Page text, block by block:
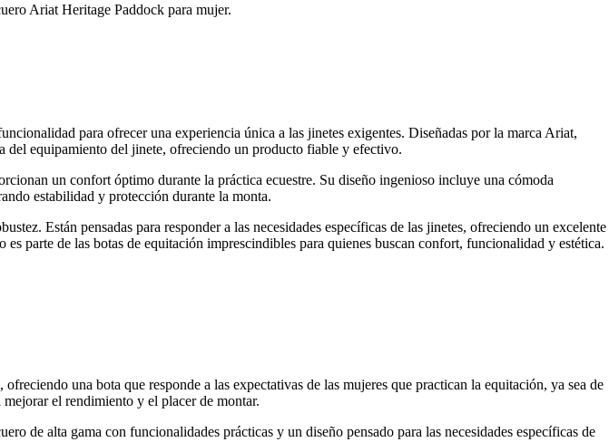
Ariat Heritage Paddock para mujer.
para ofrecer una experiencia única a las jinetes exigentes. Diseñadas por la marca Ariat,
del equipamiento del jinete, ofreciendo un producto fiable y efectivo.
un confort óptimo durante la práctica ecuestre. Su diseño ingenioso incluye una cómoda
estabilidad y protección durante la monta.
Están pensadas para responder a las necesidades específicas de las jinetes, ofreciendo un excelente
parte de las botas de equitación imprescindibles para quienes buscan confort, funcionalidad y estética.
una bota que responde a las expectativas de las mujeres que practican la equitación, ya sea de
el rendimiento y el placer de montar.
de alta gama con funcionalidades prácticas y un diseño pensado para las necesidades específicas de